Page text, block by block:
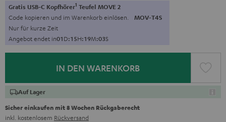
Gratis USB-C Kopfhörer1 Teufel MOVE 2
Code kopieren und im Warenkorb einlösen. MOV-T4S
Nur für kurze Zeit
Angebot endet in01D:15H:19M:02S
IN DEN WARENKORB
Auf Lager
Sicher einkaufen mit 8 Wochen Rückgaberecht
inkl. kostenlosem Rückversand